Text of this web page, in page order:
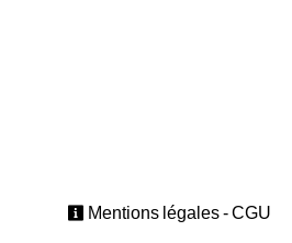
Mentions légales - CGU